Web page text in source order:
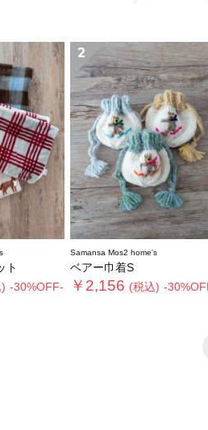
ト
-30%OFF-
2
Samansa Mos2 home's
ベアー巾着S
￥2,156 (税込) -